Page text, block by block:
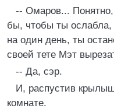
-- Омаров... Понятно,
бы, чтобы ты ослабла,
на один день, ты
своей тете Мэт
-- Да, сэр.
И, распустив
комнате.